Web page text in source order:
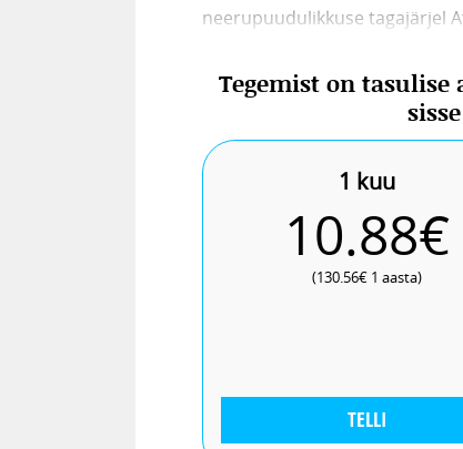
neerupuudulikkuse tagajärjel
Sellepärast olidki kõik videod
septembri rünnakuid näidati,
Tegemist on
1 kuu
10.88€
(130.56€ 1 aasta)
TELLI